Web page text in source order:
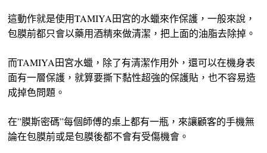
這動作就是使用TAMIYA田宮的水蠟來作保護，一般來說，
包膜前都只會以藥用酒精來做清潔，把上面的油脂去除掉。
而TAMIYA田宮水蠟，除了有清潔作用外，還可以在機身表
面有一層保護，就算要撕下黏性超強的保護貼，也不容易造
成掉色問題。
在”膜斯密碼”每個師傅的桌上都有一瓶，來讓顧客的手機無
論在包膜前或是包膜後都不會有受傷機會。